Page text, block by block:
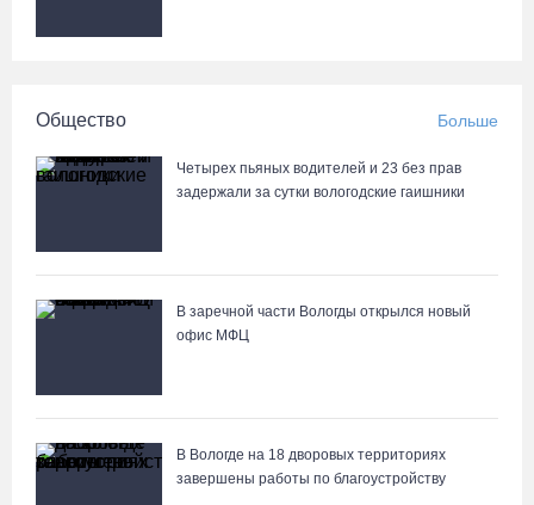
Общество Больше
Четырех пьяных водителей и 23 без прав
задержали за сутки вологодские гаишники
В заречной части Вологды открылся новый
офис МФЦ
В Вологде на 18 дворовых территориях
завершены работы по благоустройству